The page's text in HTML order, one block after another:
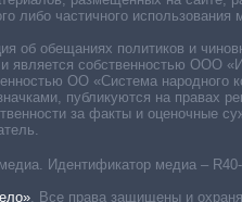
Идентификатор медиа –
. Все права защищены и
либо частичного использования
об обещаниях политиков и
собственностью ООО
ОО «Система народного
публикуются на правах
за факты и оценочные